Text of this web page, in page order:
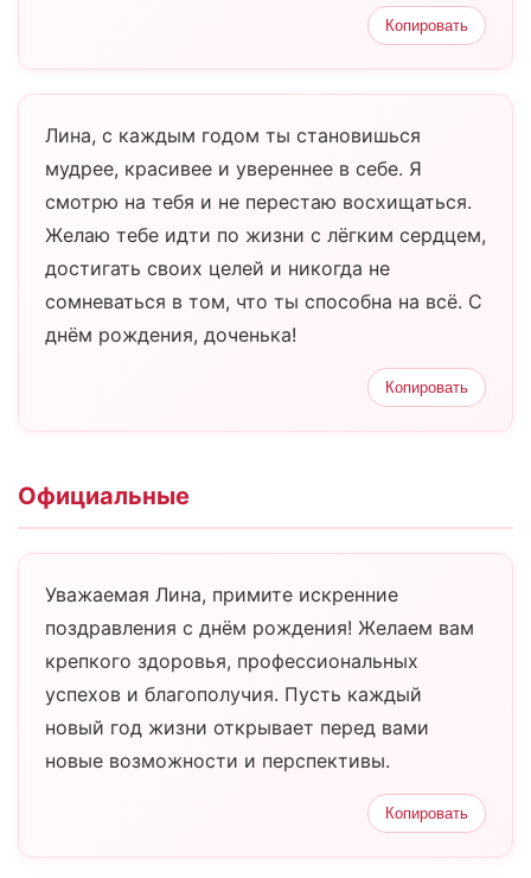
Копировать
Лина, с каждым годом ты становишься
мудрее, красивее и увереннее в себе. Я
смотрю на тебя и не перестаю восхищаться.
Желаю тебе идти по жизни с лёгким сердцем,
достигать своих целей и никогда не
сомневаться в том, что ты способна на всё. С
днём рождения, доченька!
Копировать
Официальные
Уважаемая Лина, примите искренние
поздравления с днём рождения! Желаем вам
крепкого здоровья, профессиональных
успехов и благополучия. Пусть каждый
новый год жизни открывает перед вами
новые возможности и перспективы.
Копировать